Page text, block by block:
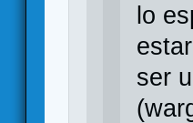
lo
ser